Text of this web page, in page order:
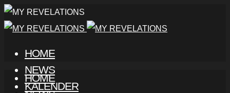
HOME
NEWS
KALENDER
HOME